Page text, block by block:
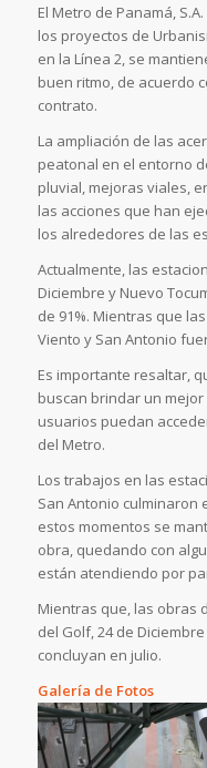
El Metro de Panamá,
los proyectos de
en la Línea 2, se
buen ritmo, de acuerdo
contrato.
La ampliación de las
peatonal en el entorno
pluvial, mejoras viales,
las acciones que han
los alrededores de las
Actualmente, las
Diciembre y Nuevo
de 91%. Mientras que
Viento y San Antonio
Es importante resaltar,
buscan brindar un
usuarios puedan
del Metro.
Los trabajos en las
San Antonio culminaron
estos momentos se
obra, quedando con
están atendiendo por
Mientras que, las obras
del Golf, 24 de
concluyan en julio.
Galería de Fotos